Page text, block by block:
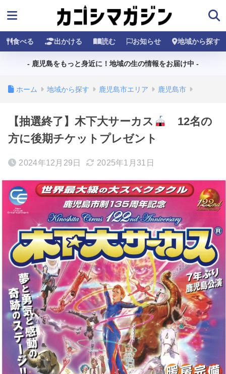
食べる 出かける 読む お知らせ 地域から探す
- 鹿児島をもっと身近に！地域の生の情報をお届け中 -
ホーム 地域から探す 鹿児島市エリア 鹿児島市
【抽選終了】木下大サーカス
12名の
方に後期チケットプレゼント
2024年12月29日 2025年1月31日